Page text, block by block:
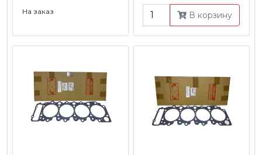
На заказ В корзину